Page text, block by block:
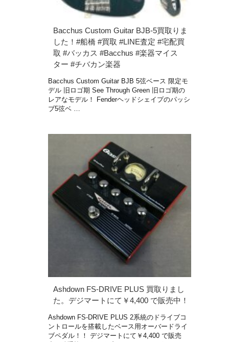
Bacchus Custom Guitar BJB-5買取りま
した！#船橋 #買取 #LINE査定 #宅配買
取 #バッカス #Bacchus #楽器マイス
ター #チバカン楽器
Bacchus Custom Guitar BJB 5弦ベース 限定モ
デル 旧ロゴ期 See Through Green 旧ロゴ期の
レアなモデル！ Fenderヘッドシェイプのパッシ
ブ5弦ベ …
Ashdown FS-DRIVE PLUS 買取りまし
た。デジマートにて￥4,400 で販売中！
Ashdown FS-DRIVE PLUS 2系統のドライブコ
ントロールを搭載したベース用オーバードライ
ブペダル！！ デジマートにて￥4,400 で販売